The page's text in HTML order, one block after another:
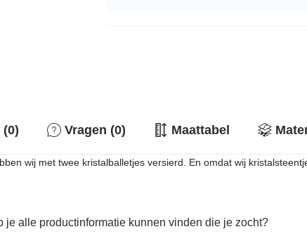
Vragen (0) Maattabel
wij met twee kristalballetjes versierd. En omdat wij
je alle productinformatie kunnen vinden die je zocht?